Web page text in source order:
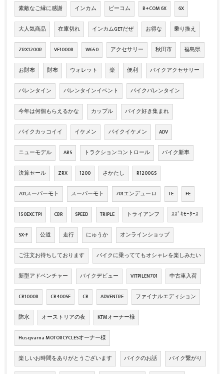
素敵なご縁に感謝 インカム ビーコム B+COM 6X 6X
大人気商品 在庫切れ インカムGETだぜ お得な 乗り換え
ZRX1200R VF1000R W650 アクセサリー 秋田市 福島県
お財布 財布 ウォレット 楽 便利 バイクアクセサリー
バレンタイン バレンタインイベント バイクバレンタイン
今年は何個もらえるかな カップル バイク好き集まれ
バイクカッコイイ イケメン バイクイケメン ADV
ニューモデル ABS トラクションコントロール バイク新車
決算セール ZRX 1200 さかたし R1200GS
701スーパーモト スーパーモト 701エンデューロ TE FE
150EXC TPI CBR SPEED TRIPLE トライアンフ ｽｽﾞｷﾓｰﾀｰｽ
SX-F 公道 走行 にゅうか オンラインショップ
ご注文お待ちしております バイクに乗っててもオシャレを楽しみたい
新型アドベンチャー バイクデビュー VITPILEN701 中古車入荷
CB1000R CB400SF CB ADVENTRE ファイナルエディション
防水 オーストリアの夜 KTMオーナー様
Husqvarna MOTORCYCLESオーナー様
楽しいお時間をありがとうございます バイクのお話 バイク繋がり